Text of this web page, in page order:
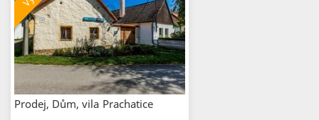
Prodej, Dům, vila Prachatice